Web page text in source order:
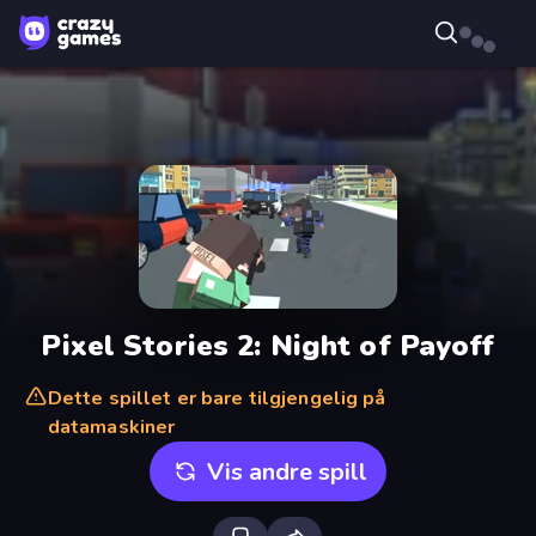
Pixel Stories 2: Night of Payoff
Dette spillet er bare tilgjengelig på
datamaskiner
Vis andre spill